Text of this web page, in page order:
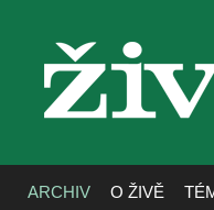
živa
ARCHIV O ŽIVĚ